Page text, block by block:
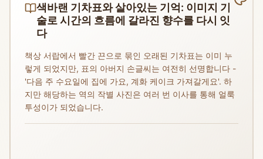
색바랜 기차표와 살아있는 기억: 이미지 기
술로 시간의 흐름에 갈라진 향수를 다시 잇
다
책상 서랍에서 빨간 끈으로 묶인 오래된 기차표는 이미 누
렇게 되었지만, 표의 아버지 손글씨는 여전히 선명합니다 -
'다음 주 수요일에 집에 가요, 계화 케이크 가져갈게요'. 하
지만 해당하는 역의 작별 사진은 여러 번 이사를 통해 얼룩
투성이가 되었습니다.